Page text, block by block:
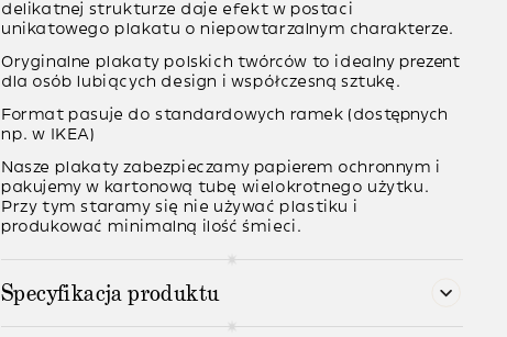
delikatnej strukturze daje efekt w postaci
unikatowego plakatu o niepowtarzalnym charakterze.
Oryginalne plakaty polskich twórców to idealny prezent
dla osób lubiących design i współczesną sztukę.
Format pasuje do standardowych ramek (dostępnych
np. w IKEA)
Nasze plakaty zabezpieczamy papierem ochronnym i
pakujemy w kartonową tubę wielokrotnego użytku.
Przy tym staramy się nie używać plastiku i
produkować minimalną ilość śmieci.
Specyfikacja produktu